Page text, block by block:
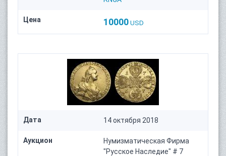
Цена 10000 USD
Дата 14 октября 2018
Аукцион
Нумизматическая Фирма
"Русское Наследие" # 7